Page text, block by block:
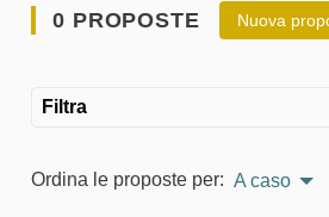
0 PROPOSTE Nuova
Filtra
Ordina le proposte per: A caso